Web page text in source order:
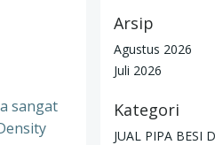
sangat
Arsip
Agustus 2026
Juli 2026
Kategori
JUAL PIPA BESI